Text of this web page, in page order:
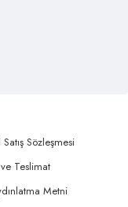
Sözleşmesi
Teslimat
Metni